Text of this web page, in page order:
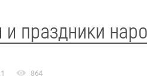
праздники
864